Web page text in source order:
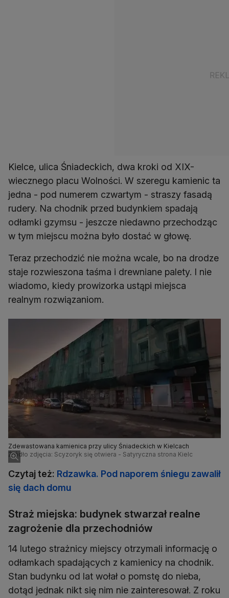
Kielce, ulica Śniadeckich, dwa kroki od XIX-
wiecznego placu Wolności. W szeregu kamienic ta
jedna - pod numerem czwartym - straszy fasadą
rudery. Na chodnik przed budynkiem spadają
odłamki gzymsu - jeszcze niedawno przechodząc
w tym miejscu można było dostać w głowę.
Teraz przechodzić nie można wcale, bo na drodze
staje rozwieszona taśma i drewniane palety. I nie
wiadomo, kiedy prowizorka ustąpi miejsca
realnym rozwiązaniom.
Zdewastowana kamienica przy ulicy Śniadeckich w Kielcach
Źródło zdjęcia: Scyzoryk się otwiera - Satyryczna strona Kielc
Czytaj też: Rdzawka. Pod naporem śniegu zawalił
się dach domu
Straż miejska: budynek stwarzał realne
zagrożenie dla przechodniów
14 lutego strażnicy miejscy otrzymali informację o
odłamkach spadających z kamienicy na chodnik.
Stan budynku od lat wołał o pomstę do nieba,
dotąd jednak nikt się nim nie zainteresował. Z roku